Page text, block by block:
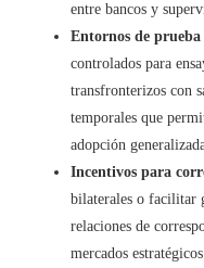
entre bancos y
Entornos de
controlados para
transfronterizos con
temporales que
adopción
Incentivos para
bilaterales o facilitar
relaciones de
mercados